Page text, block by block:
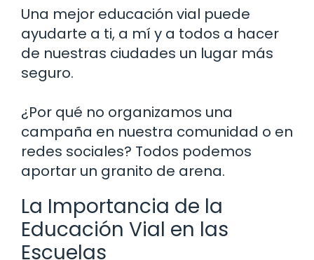
Una mejor educación vial puede
ayudarte a ti, a mí y a todos a hacer
de nuestras ciudades un lugar más
seguro.
¿Por qué no organizamos una
campaña en nuestra comunidad o en
redes sociales? Todos podemos
aportar un granito de arena.
La Importancia de la
Educación Vial en las
Escuelas